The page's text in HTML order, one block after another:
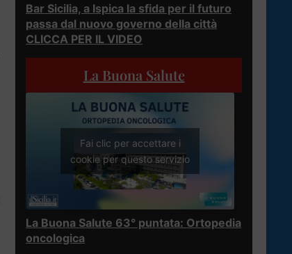
Bar Sicilia, a Ispica la sfida per il futuro
passa dal nuovo governo della città
CLICCA PER IL VIDEO
La Buona Salute
Fai clic per accettare i
cookie per questo servizio
La Buona Salute 63° puntata: Ortopedia
oncologica